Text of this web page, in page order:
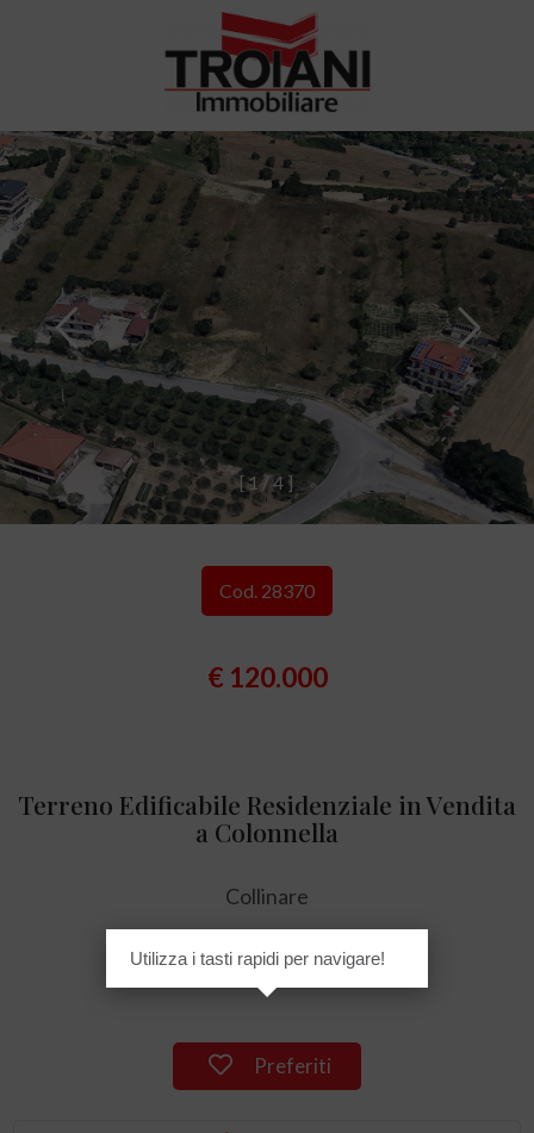
[1 /4 ]
Cod. 28370
€ 120.000
Terreno Edificabile Residenziale in Vendita
a Colonnella
Collinare
1.500 mq
Preferiti
Utilizza i tasti rapidi per navigare!